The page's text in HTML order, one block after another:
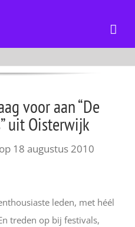
voor aan “De
uit Oisterwijk
18 augustus 2010
leden, met héél
treden op bij festivals,